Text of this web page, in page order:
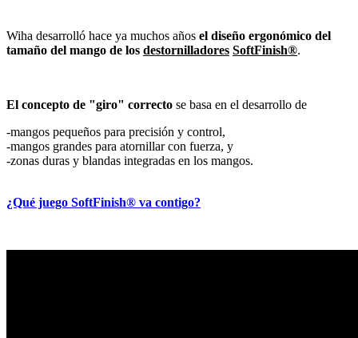
Wiha desarrolló hace ya muchos años el diseño ergonómico del
tamaño del mango de los destornilladores SoftFinish®.
El concepto de "giro" correcto se basa en el desarrollo de
-mangos pequeños para precisión y control,
-mangos grandes para atornillar con fuerza, y
-zonas duras y blandas integradas en los mangos.
¿Qué juego SoftFinish® va contigo?